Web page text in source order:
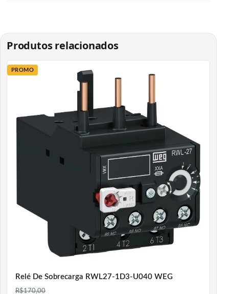
Produtos relacionados
PROMO
Relé De Sobrecarga RWL27-1D3-U040 WEG
R$170,00